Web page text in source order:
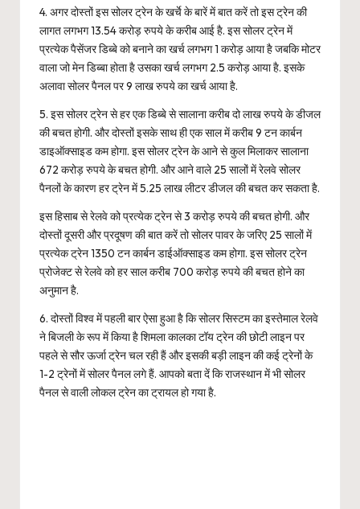
4. अगर दोस्तों इस सोलर ट्रेन के खर्चे के बारें में बात करें तो इस ट्रेन की
लागत लगभग 13.54 करोड़ रुपये के करीब आई है. इस सोलर ट्रेन में
प्रत्येक पैसेंजर डिब्बे को बनाने का खर्च लगभग 1 करोड़ आया है जबकि मोटर
वाला जो मेन डिब्बा होता है उसका खर्च लगभग 2.5 करोड़ आया है. इसके
अलावा सोलर पैनल पर 9 लाख रुपये का खर्च आया है.
5. इस सोलर ट्रेन से हर एक डिब्बे से सालाना करीब दो लाख रुपये के डीजल
की बचत होगी. और दोस्तों इसके साथ ही एक साल में करीब 9 टन कार्बन
डाइऑक्साइड कम होगा. इस सोलर ट्रेन के आने से कुल मिलाकर सालाना
672 करोड़ रुपये के बचत होगी. और आने वाले 25 सालों में रेलवे सोलर
पैनलों के कारण हर ट्रेन में 5.25 लाख लीटर डीजल की बचत कर सकता है.
इस हिसाब से रेलवे को प्रत्येक ट्रेन से 3 करोड़ रुपये की बचत होगी. और
दोस्तों दूसरी और प्रदूषण की बात करें तो सोलर पावर के जरिए 25 सालों में
प्रत्येक ट्रेन 1350 टन कार्बन डाईऑक्साइड कम होगा. इस सोलर ट्रेन
प्रोजेक्ट से रेलवे को हर साल करीब 700 करोड़ रुपये की बचत होने का
अनुमान है.
6. दोस्तों विश्व में पहली बार ऐसा हुआ है कि सोलर सिस्टम का इस्तेमाल रेलवे
ने बिजली के रूप में किया है शिमला कालका टॉय ट्रेन की छोटी लाइन पर
पहले से सौर ऊर्जा ट्रेन चल रही हैं और इसकी बड़ी लाइन की कई ट्रेनों के
1-2 ट्रेनों में सोलर पैनल लगे हैं. आपको बता दें कि राजस्थान में भी सोलर
पैनल से वाली लोकल ट्रेन का ट्रायल हो गया है.